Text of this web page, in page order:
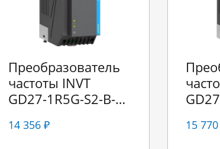
Преобразователь
частоты INVT
GD27-1R5G-S2-B-
14 356 ₽ 15